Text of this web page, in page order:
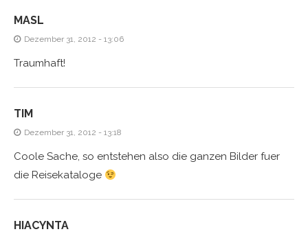
MASL
Dezember 31, 2012 - 13:06
Traumhaft!
TIM
Dezember 31, 2012 - 13:18
Coole Sache, so entstehen also die ganzen Bilder fuer
die Reisekataloge
HIACYNTA